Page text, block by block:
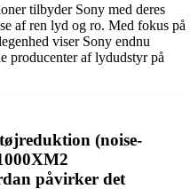
tilbyder Sony med deres
af ren lyd og ro. Med fokus på
viser Sony endnu
producenter af lydudstyr på
(noise-
påvirker det